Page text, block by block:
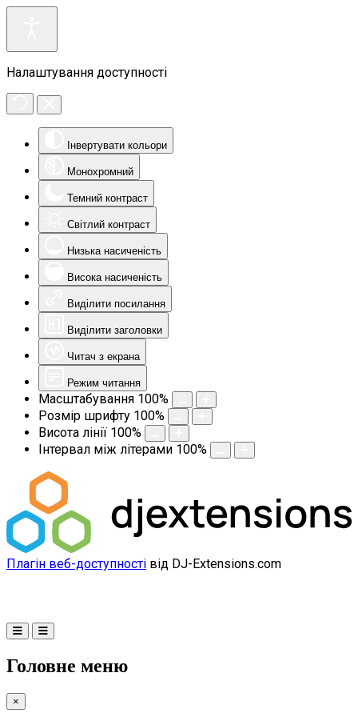
Налаштування доступності
Інвертувати кольори
Монохромний
Темний контраст
Світлий контраст
Низька насиченість
Висока насиченість
Виділити посилання
Виділити заголовки
Читач з екрана
Режим читання
Масштабування 100%
Розмір шрифту 100%
Висота лінії 100%
Інтервал між літерами 100%
Плагін веб-доступності від DJ-Extensions.com
Головне меню
×